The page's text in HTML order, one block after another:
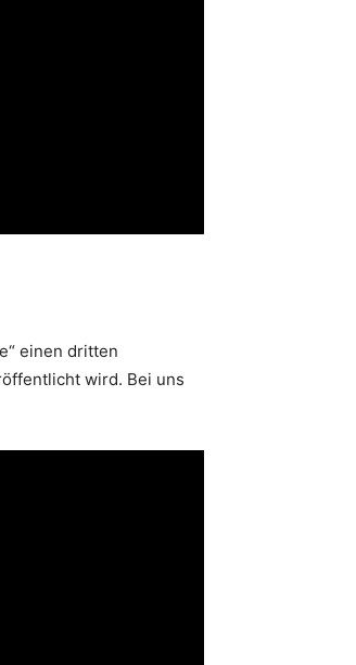
einen dritten
wird. Bei uns